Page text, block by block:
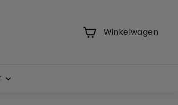
Winkelwagen